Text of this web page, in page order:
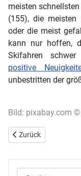
meisten
(155), die meisten
oder die meist
kann nur hoffen,
Skifahren
positive
unbestritten der
Bild: pixabay.com ©
Vorheriger Beitrag:
Zurück